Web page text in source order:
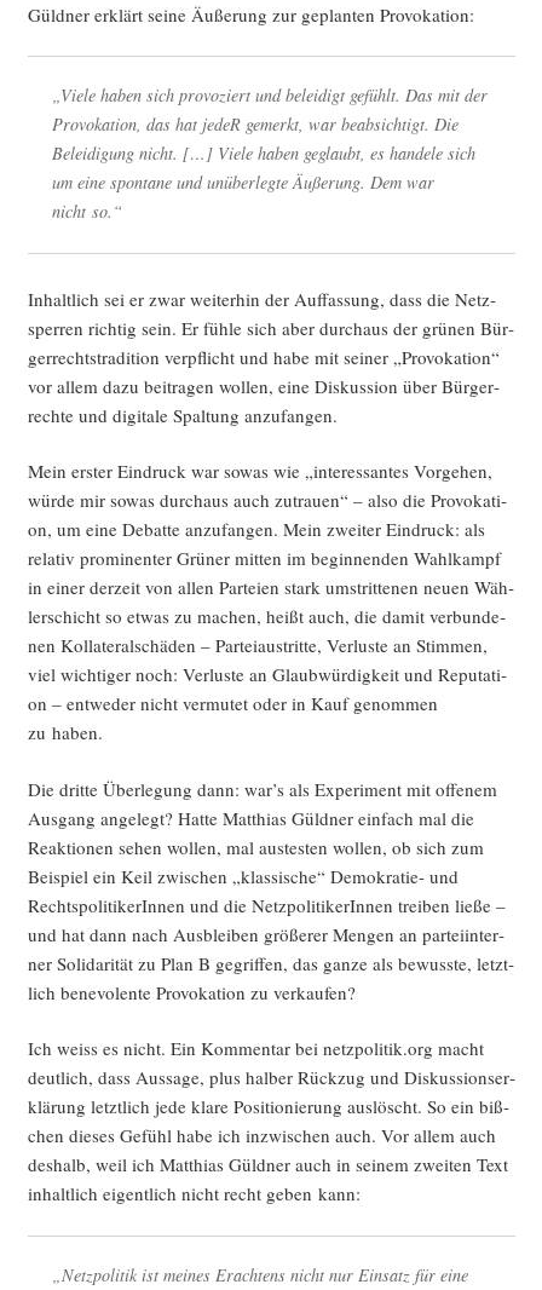
Güld­ner erklärt sei­ne Äuße­rung zur geplan­ten Provokation:
„Vie­le haben sich pro­vo­ziert und belei­digt gefühlt. Das mit der
Pro­vo­ka­ti­on, das hat jedeR gemerkt, war beab­sich­tigt. Die
Belei­di­gung nicht. […] Vie­le haben geglaubt, es han­de­le sich
um eine spon­ta­ne und unüber­leg­te Äuße­rung. Dem war
nicht so.“
Inhalt­lich sei er zwar wei­ter­hin der Auf­fas­sung, dass die Netz­
sper­ren rich­tig sein. Er füh­le sich aber durch­aus der grü­nen Bür­
ger­rechts­tra­di­ti­on ver­pflicht und habe mit sei­ner „Pro­vo­ka­ti­on“
vor allem dazu bei­tra­gen wol­len, eine Dis­kus­si­on über Bür­ger­
rech­te und digi­ta­le Spal­tung anzufangen.
Mein ers­ter Ein­druck war sowas wie „inter­es­san­tes Vor­ge­hen,
wür­de mir sowas durch­aus auch zutrau­en“ – also die Pro­vo­ka­ti­
on, um eine Debat­te anzu­fan­gen. Mein zwei­ter Ein­druck: als
rela­tiv pro­mi­nen­ter Grü­ner mit­ten im begin­nen­den Wahl­kampf
in einer der­zeit von allen Par­tei­en stark umstrit­te­nen neu­en Wäh­
ler­schicht so etwas zu machen, heißt auch, die damit ver­bun­de­
nen Kol­la­te­ral­schä­den – Par­tei­aus­trit­te, Ver­lus­te an Stim­men,
viel wich­ti­ger noch: Ver­lus­te an Glaub­wür­dig­keit und Repu­ta­ti­
on – ent­we­der nicht ver­mu­tet oder in Kauf genom­men
zu haben.
Die drit­te Über­le­gung dann: war’s als Expe­ri­ment mit offe­nem
Aus­gang ange­legt? Hat­te Mat­thi­as Güld­ner ein­fach mal die
Reak­tio­nen sehen wol­len, mal aus­tes­ten wol­len, ob sich zum
Bei­spiel ein Keil zwi­schen „klas­si­sche“ Demo­kra­tie- und
Rechts­po­li­ti­ke­rIn­nen und die Netz­po­li­ti­ke­rIn­nen trei­ben lie­ße –
und hat dann nach Aus­blei­ben grö­ße­rer Men­gen an par­tei­in­ter­
ner Soli­da­ri­tät zu Plan B gegrif­fen, das gan­ze als bewuss­te, letzt­
lich bene­vo­len­te Pro­vo­ka­ti­on zu verkaufen?
Ich weiss es nicht. Ein Kom­men­tar bei netzpolitik.org macht
deut­lich, dass Aus­sa­ge, plus hal­ber Rück­zug und Dis­kus­si­ons­er­
klä­rung letzt­lich jede kla­re Posi­tio­nie­rung aus­löscht. So ein biß­
chen die­ses Gefühl habe ich inzwi­schen auch. Vor allem auch
des­halb, weil ich Mat­thi­as Güld­ner auch in sei­nem zwei­ten Text
inhalt­lich eigent­lich nicht recht geben kann:
„Netz­po­li­tik ist mei­nes Erach­tens nicht nur Ein­satz für eine